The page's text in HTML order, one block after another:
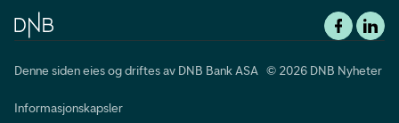
Denne siden eies og driftes av DNB Bank ASA © 2026 DNB Nyheter
Informasjonskapsler